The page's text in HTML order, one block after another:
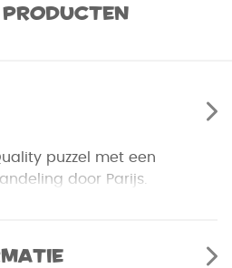
producten
puzzel met een
door Parijs.